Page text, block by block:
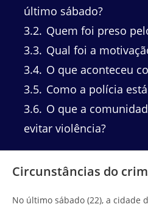
último sábado?
3.2 Quem foi preso
3.3 Qual foi a
3.4 O que aconteceu
3.5 Como a polícia
3.6 O que a
evitar violência?
Circunstâncias do
No último sábado (22), a cidade